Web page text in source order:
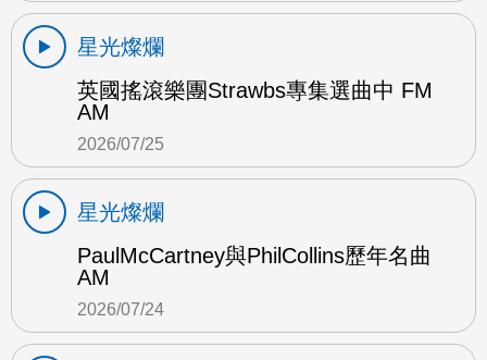
星光燦爛
英國搖滾樂團Strawbs專集選曲中 FM
AM
2026/07/25
星光燦爛
PaulMcCartney與PhilCollins歷年名曲
AM
2026/07/24